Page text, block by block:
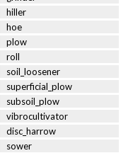
hiller
hoe
plow
roll
soil_loosener
superficial_plow
subsoil_plow
vibrocultivator
disc_harrow
sower